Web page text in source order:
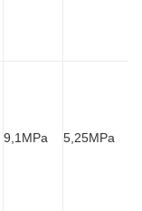
9,1MPa 5,25MPa